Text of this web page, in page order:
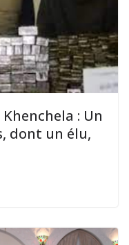
: Un
dont un élu,